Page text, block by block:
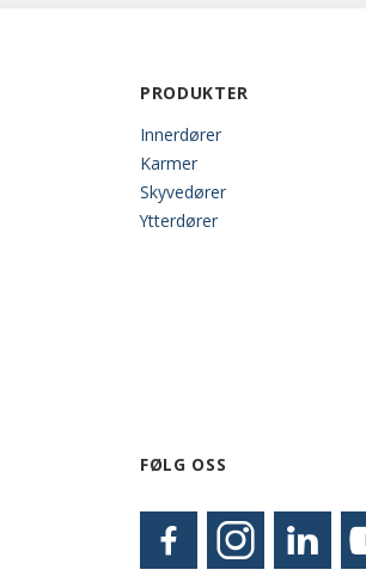
PRODUKTER
Innerdører
Karmer
Skyvedører
Ytterdører
FØLG OSS